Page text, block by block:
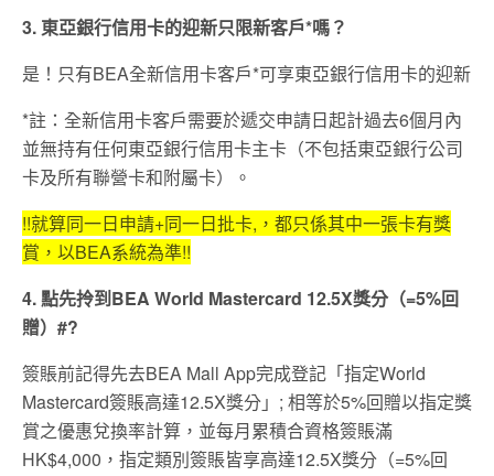
3. 東亞銀行信用卡的迎新只限新客戶*嗎？
是！只有BEA全新信用卡客戶*可享東亞銀行信用卡的迎新
*註：全新信用卡客戶需要於遞交申請日起計過去6個月內
並無持有任何東亞銀行信用卡主卡（不包括東亞銀行公司
卡及所有聯營卡和附屬卡）。
!!就算同一日申請+同一日批卡,，都只係其中一張卡有獎
賞，以BEA系統為準!!
4. 點先拎到BEA World Mastercard 12.5X獎分（=5%回
贈）#?
簽賬前記得先去BEA Mall App完成登記「指定World
Mastercard簽賬高達12.5X獎分」; 相等於5%回贈以指定獎
賞之優惠兌換率計算，並每月累積合資格簽賬滿
HK$4,000，指定類別簽賬皆享高達12.5X獎分（=5%回